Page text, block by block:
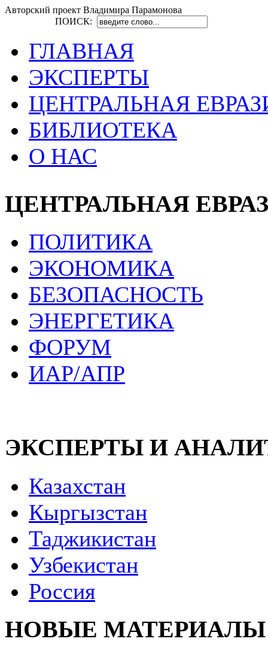
Авторский проект Владимира Парамонова
ПОИСК:
ГЛАВНАЯ
ЭКСПЕРТЫ
ЦЕНТРАЛЬНАЯ
БИБЛИОТЕКА
О НАС
ЦЕНТРАЛЬНАЯ
ПОЛИТИКА
ЭКОНОМИКА
БЕЗОПАСНОСТЬ
ЭНЕРГЕТИКА
ФОРУМ
ИАР/АПР
ЭКСПЕРТЫ И
Казахстан
Кыргызстан
Таджикистан
Узбекистан
Россия
НОВЫЕ МАТЕРИАЛЫ